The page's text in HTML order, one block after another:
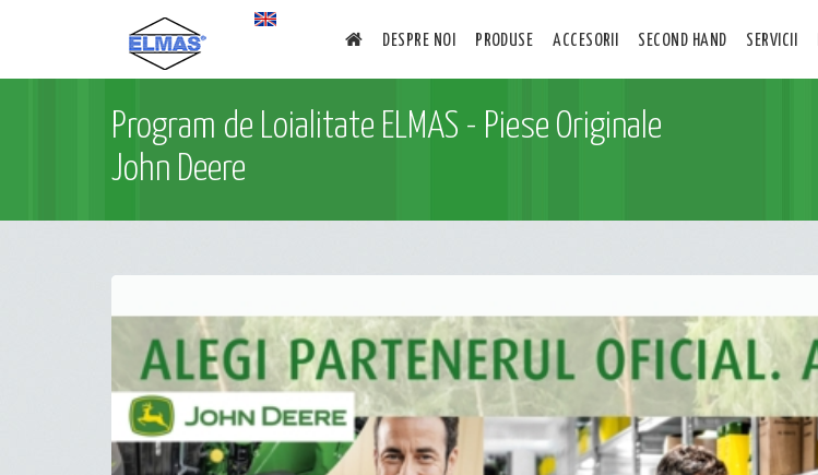
DESPRE NOI PRODUSE ACCESORII SECOND HAND SERVICII
Program de Loialitate ELMAS - Piese Originale
John Deere